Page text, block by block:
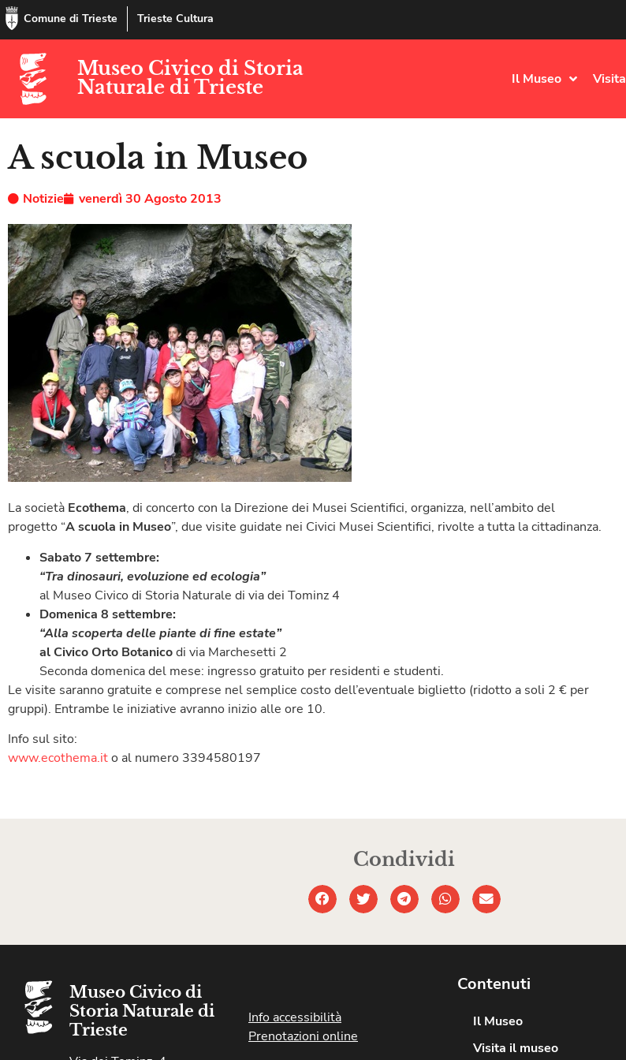
Comune di Trieste Trieste Cultura
Museo Civico di Storia
Naturale di Trieste
Il Museo Visita
A scuola in Museo
Notizie venerdì 30 Agosto 2013
La società Ecothema, di concerto con la Direzione dei Musei Scientifici, organizza, nell’ambito del
progetto “A scuola in Museo”, due visite guidate nei Civici Musei Scientifici, rivolte a tutta la cittadinanza.
Sabato 7 settembre:
“Tra dinosauri, evoluzione ed ecologia”
al Museo Civico di Storia Naturale di via dei Tominz 4
Domenica 8 settembre:
“Alla scoperta delle piante di fine estate”
al Civico Orto Botanicodi via Marchesetti 2
Seconda domenica del mese: ingresso gratuito per residenti e studenti.
Le visite saranno gratuite e comprese nel semplice costo dell’eventuale biglietto (ridotto a soli 2 € per
gruppi). Entrambe le iniziative avranno inizio alle ore 10.
Info sul sito:
www.ecothema.ito al numero 3394580197
Condividi
Museo Civico di
Storia Naturale di
Trieste
Info accessibilità
Prenotazioni online
Contenuti
Il Museo
Visita il museo